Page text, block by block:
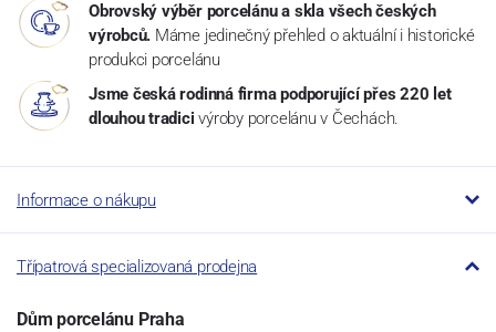
Obrovský výběr porcelánu a skla všech českých
výrobců. Máme jedinečný přehled o aktuální i historické
produkci porcelánu
Jsme česká rodinná firma podporující přes 220 let
dlouhou tradici výroby porcelánu v Čechách.
Informace o nákupu
Třípatrová specializovaná prodejna
Dům porcelánu Praha